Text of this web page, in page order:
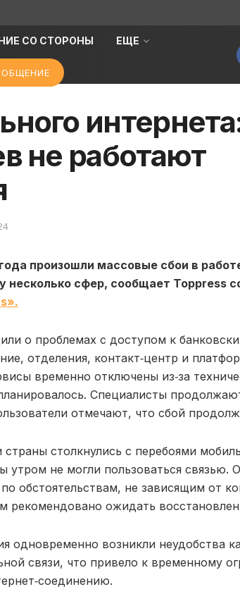
СО СТОРОНЫ ЕЩЕ
не работают
произошли массовые сбои в
несколько сфер, сообщает Toppress
о проблемах с доступом к
отделения, контакт‑центр и
временно отключены из‑за
Специалисты
отмечают, что сбой
столкнулись с перебоями
утром не могли пользоваться связью.
обстоятельствам, не зависящим от
рекомендовано ожидать
одновременно возникли неудобства
связи, что привело к временному